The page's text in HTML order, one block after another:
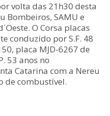
volta das 21h30 desta
Bombeiros, SAMU e
O Corsa placas
conduzido por S.F. 48
placa MJD-6267 de
53 anos no
Catarina com a Nereu
de combustível.